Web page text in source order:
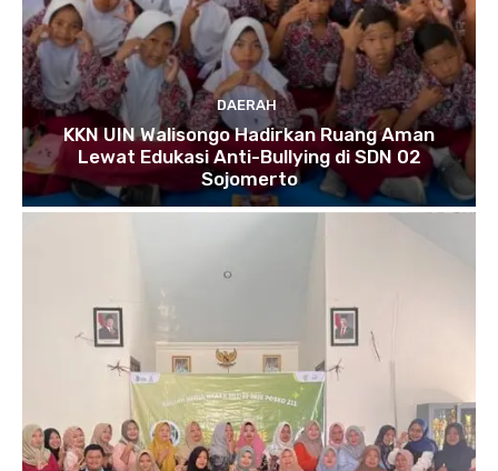
DAERAH
KKN UIN Walisongo Hadirkan Ruang Aman
Lewat Edukasi Anti-Bullying di SDN 02
Sojomerto